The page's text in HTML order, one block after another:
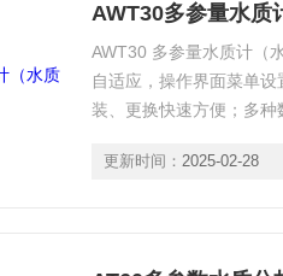
AWT30多参量水质
AWT30 多参量水质计（
自适应，操作界面菜单
装、更换快速方便；多种
更新时间： 2025-02-28